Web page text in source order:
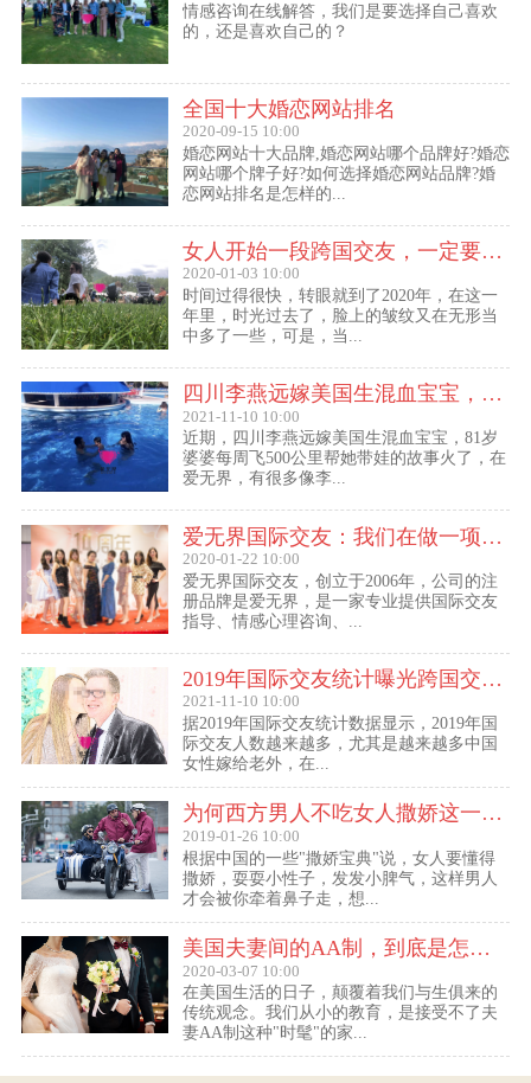
情感咨询在线解答，我们是要选择自己喜欢
的，还是喜欢自己的？
全国十大婚恋网站排名
2020-09-15 10:00
婚恋网站十大品牌,婚恋网站哪个品牌好?婚恋
网站哪个牌子好?如何选择婚恋网站品牌?婚
恋网站排名是怎样的...
女人开始一段跨国交友，一定要问自己这几个问题
2020-01-03 10:00
时间过得很快，转眼就到了2020年，在这一
年里，时光过去了，脸上的皱纹又在无形当
中多了一些，可是，当...
四川李燕远嫁美国生混血宝宝，这些跨国交友的真实故事可能你还没听过！
2021-11-10 10:00
近期，四川李燕远嫁美国生混血宝宝，81岁
婆婆每周飞500公里帮她带娃的故事火了，在
爱无界，有很多像李...
爱无界国际交友：我们在做一项关于女人幸福的事业
2020-01-22 10:00
爱无界国际交友，创立于2006年，公司的注
册品牌是爱无界，是一家专业提供国际交友
指导、情感心理咨询、...
2019年国际交友统计曝光跨国交友惊人内幕：女性嫁给老外比男士娶外国老婆数量更多
2021-11-10 10:00
据2019年国际交友统计数据显示，2019年国
际交友人数越来越多，尤其是越来越多中国
女性嫁给老外，在...
为何西方男人不吃女人撒娇这一套？
2019-01-26 10:00
根据中国的一些"撒娇宝典"说，女人要懂得
撒娇，耍耍小性子，发发小脾气，这样男人
才会被你牵着鼻子走，想...
美国夫妻间的AA制，到底是怎么回事？
2020-03-07 10:00
在美国生活的日子，颠覆着我们与生俱来的
传统观念。我们从小的教育，是接受不了夫
妻AA制这种"时髦"的家...